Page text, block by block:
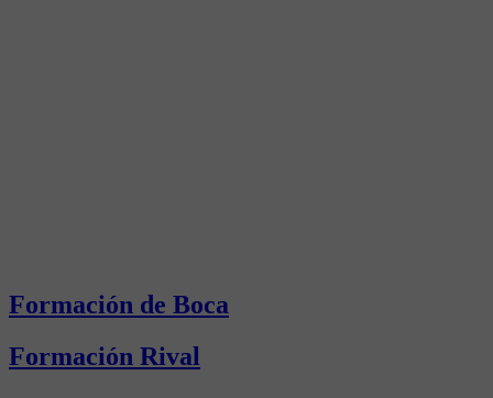
Formación de Boca
Formación Rival